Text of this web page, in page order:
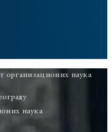
организационих наука
наука